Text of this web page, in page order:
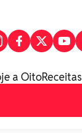
a OitoReceitas